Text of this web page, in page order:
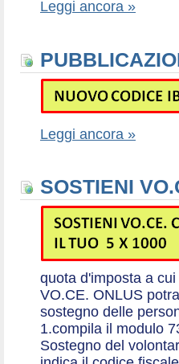
Leggi ancora »
Leggi ancora »
SOSTIENI
quota d'imposta a
VO.CE. ONLUS
sostegno delle
1.compila il modulo
Sostegno del